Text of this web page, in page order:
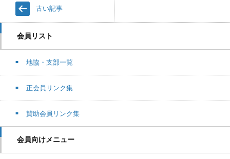
古い記事
会員リスト
地協・支部一覧
正会員リンク集
賛助会員リンク集
会員向けメニュー